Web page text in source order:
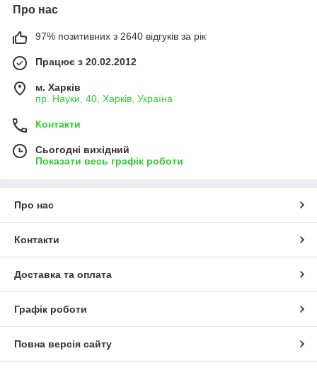
Про нас
97% позитивних з 2640 відгуків за рік
Працює з 20.02.2012
м. Харків
пр. Науки, 40, Харків, Україна
Контакти
Сьогодні вихідний
Показати весь графік роботи
Про нас
Контакти
Доставка та оплата
Графік роботи
Повна версія сайту